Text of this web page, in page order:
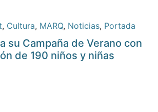
, Cultura, MARQ, Noticias, Portada
su Campaña de Verano con
de 190 niños y niñas